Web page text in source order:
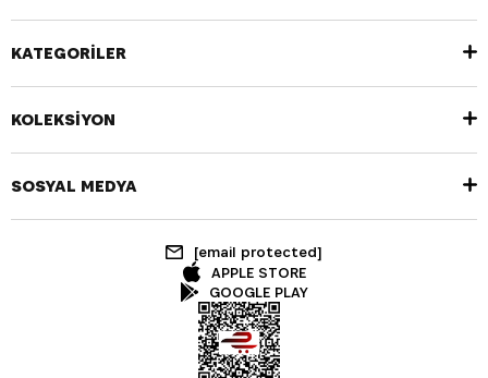
KATEGORİLER
KOLEKSİYON
SOSYAL MEDYA
[email protected]
APPLE STORE
GOOGLE PLAY